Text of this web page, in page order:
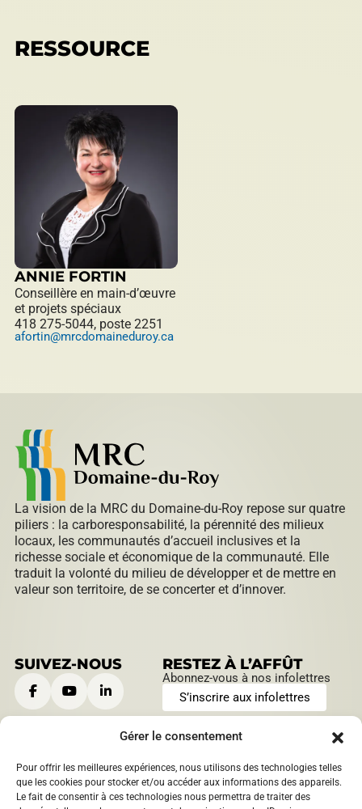
Gérer le consentement
Pour offrir les meilleures expériences, nous utilisons des technologies telles
que les cookies pour stocker et/ou accéder aux informations des appareils.
Le fait de consentir à ces technologies nous permettra de traiter des
RESSOURCE
ANNIE FORTIN
Conseillère en main-d’œuvre
et projets spéciaux
418 275-5044, poste 2251
afortin@mrcdomaineduroy.ca
La vision de la MRC du Domaine-du-Roy repose sur quatre
piliers : la carboresponsabilité, la pérennité des milieux
locaux, les communautés d’accueil inclusives et la
richesse sociale et économique de la communauté. Elle
traduit la volonté du milieu de développer et de mettre en
valeur son territoire, de se concerter et d’innover.
SUIVEZ-NOUS RESTEZ À L’AFFÛT
Abonnez-vous à nos infolettres
S’inscrire aux infolettres
CONTACTEZ-NOUS
901, boulevard Saint-Joseph
HEURES D’OUVERTURE
Lundi au jeudi: